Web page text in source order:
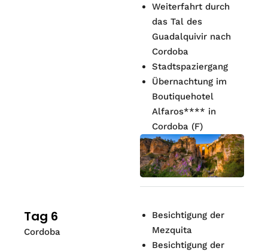
Weiterfahrt durch
das Tal des
Guadalquivir nach
Cordoba
Stadtspaziergang
Übernachtung im
Boutiquehotel
Alfaros**** in
Cordoba (F)
Tag 6
Cordoba
Besichtigung der
Mezquita
Besichtigung der